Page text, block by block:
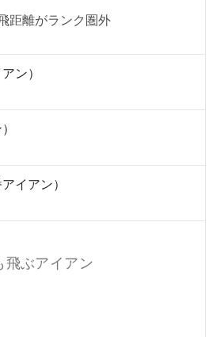
距離がランク圏外
ン）
イアン）
飛ぶアイアン